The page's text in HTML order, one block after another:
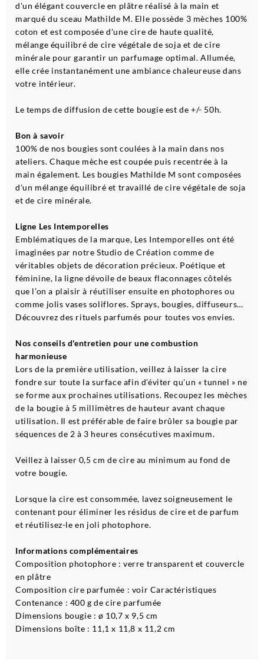
d'un élégant couvercle en plâtre réalisé à la main et
marqué du sceau Mathilde M. Elle possède 3 mèches 100%
coton et est composée d'une cire de haute qualité,
mélange équilibré de cire végétale de soja et de cire
minérale pour garantir un parfumage optimal. Allumée,
elle crée instantanément une ambiance chaleureuse dans
votre intérieur.
Le temps de diffusion de cette bougie est de +/- 50h.
Bon à savoir
100% de nos bougies sont coulées à la main dans nos
ateliers. Chaque mèche est coupée puis recentrée à la
main également. Les bougies Mathilde M sont composées
d'un mélange équilibré et travaillé de cire végétale de soja
et de cire minérale.
Ligne Les Intemporelles
Emblématiques de la marque, Les Intemporelles ont été
imaginées par notre Studio de Création comme de
véritables objets de décoration précieux. Poétique et
féminine, la ligne dévoile de beaux flaconnages côtelés
que l’on a plaisir à réutiliser ensuite en photophores ou
comme jolis vases soliflores. Sprays, bougies, diffuseurs…
Découvrez des rituels parfumés pour toutes vos envies.
Nos conseils d'entretien pour une combustion
harmonieuse
Lors de la première utilisation, veillez à laisser la cire
fondre sur toute la surface afin d'éviter qu'un « tunnel » ne
se forme aux prochaines utilisations. Recoupez les mèches
de la bougie à 5 millimètres de hauteur avant chaque
utilisation. Il est préférable de faire brûler sa bougie par
séquences de 2 à 3 heures consécutives maximum.
Veillez à laisser 0,5 cm de cire au minimum au fond de
votre bougie.
Lorsque la cire est consommée, lavez soigneusement le
contenant pour éliminer les résidus de cire et de parfum
et réutilisez-le en joli photophore.
Informations complémentaires
Composition photophore : verre transparent et couvercle
en plâtre
Composition cire parfumée : voir Caractéristiques
Contenance : 400 g de cire parfumée
Dimensions bougie : ø 10,7 x 9,5 cm
Dimensions boîte : 11,1 x 11,8 x 11,2 cm